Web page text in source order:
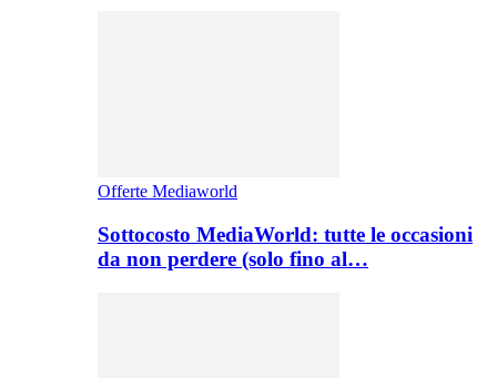
Offerte Mediaworld
Sottocosto MediaWorld: tutte le occasioni
da non perdere (solo fino al…